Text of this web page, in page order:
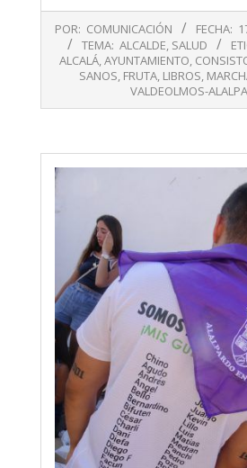
09-
POR: COMUNICACIÓN FECHA:
TEMA: ALCALDE, SALUD
ALCALÁ,AYUNTAMIENTO,
SANOS, FRUTA, LIBROS,
VALDEOLMOS-